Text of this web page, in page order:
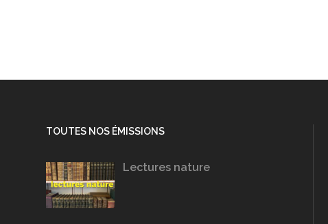
TOUTES NOS ÉMISSIONS
Lectures nature